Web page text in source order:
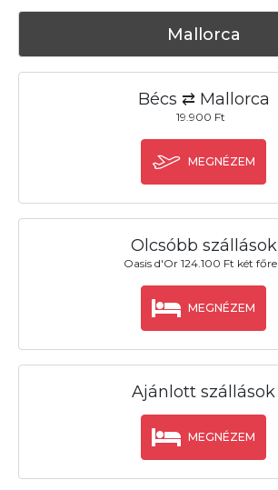
Mallorca
Bécs ⇄ Mallorca
19.900 Ft
MEGNÉZEM
Olcsóbb szállások
Oasis d'Or 124.100 Ft két főre
MEGNÉZEM
Ajánlott szállások
MEGNÉZEM